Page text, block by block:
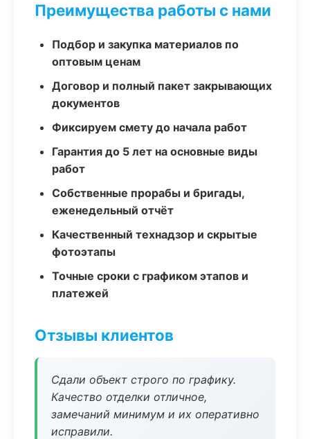
Преимущества работы с нами
Подбор и закупка материалов по
оптовым ценам
Договор и полный пакет закрывающих
документов
Фиксируем смету до начала работ
Гарантия до 5 лет на основные виды
работ
Собственные прорабы и бригады,
еженедельный отчёт
Качественный технадзор и скрытые
фотоэтапы
Точные сроки с графиком этапов и
платежей
Отзывы клиентов
Сдали объект строго по графику.
Качество отделки отличное,
замечаний минимум и их оперативно
исправили.